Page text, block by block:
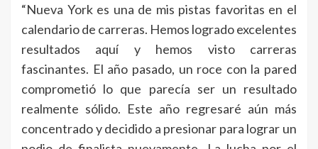
“Nueva York es una de mis pistas favoritas en el
calendario de carreras. Hemos logrado excelentes
resultados aquí y hemos visto carreras
fascinantes. El año pasado, un roce con la pared
comprometió lo que parecía ser un resultado
realmente sólido. Este año regresaré aún más
concentrado y decidido a presionar para lograr un